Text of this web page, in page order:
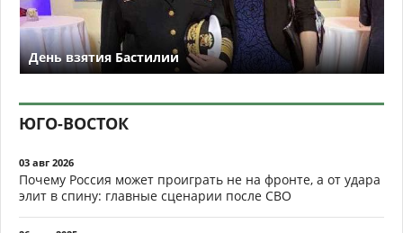
День взятия Бастилии
ЮГО-ВОСТОК
03 авг 2026
Почему Россия может проиграть не на фронте, а от удара
элит в спину: главные сценарии после СВО